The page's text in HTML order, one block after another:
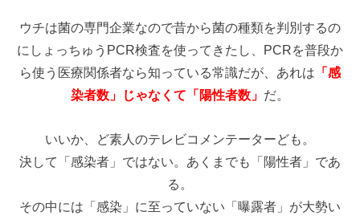
ウチは菌の専門企業なので昔から菌の種類を判別するの
にしょっちゅうPCR検査を使ってきたし、PCRを普段か
ら使う医療関係者なら知っている常識だが、あれは 「感
染者数」じゃなくて「陽性者数」 だ。
いいか、ど素人のテレビコメンテーターども。
決して「感染者」ではない。あくまでも「陽性者」であ
る。
その中には「感染」に至っていない「曝露者」が大勢い